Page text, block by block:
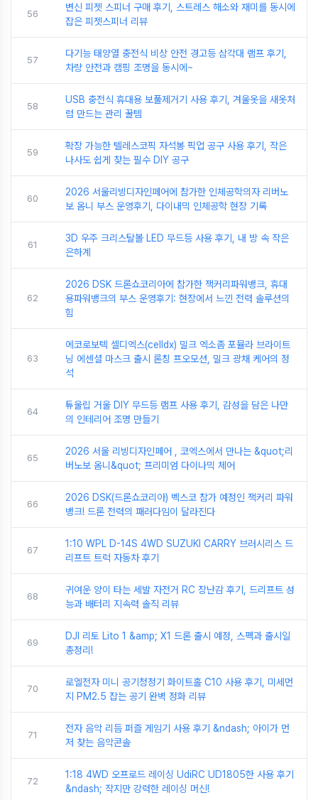
56
변신 피젯 스피너 구매 후기, 스트레스 해소와 재미를 동시에
잡은 피젯스피너 리뷰
57
다기능 태양열 충전식 비상 안전 경고등 삼각대 램프 후기,
차량 안전과 캠핑 조명을 동시에~
58
USB 충전식 휴대용 보풀제거기 사용 후기, 겨울옷을 새옷처
럼 만드는 관리 꿀템
59
확장 가능한 텔레스코픽 자석봉 픽업 공구 사용 후기, 작은
나사도 쉽게 찾는 필수 DIY 공구
60
2026 서울리빙디자인페어에 참가한 인체공학의자 리버노
보 옴니 부스 운영후기, 다이내믹 인체공학 현장 기록
61
3D 우주 크리스탈볼 LED 무드등 사용 후기, 내 방 속 작은
은하계
62
2026 DSK 드론쇼코리아에 참가한 잭커리파워뱅크, 휴대
용파워뱅크의 부스 운영후기: 현장에서 느낀 전력 솔루션의
힘
63
에코로보텍 셀디엑스(celldx) 밀크 엑소좀 포뮬라 브라이트
닝 에센셜 마스크 출시 론칭 프오모션, 밀크 광채 케어의 정
석
64
튜울립 거울 DIY 무드등 램프 사용 후기, 감성을 담은 나만
의 인테리어 조명 만들기
65
2026 서울 리빙디자인페어 , 코엑스에서 만나는 &quot;리
버노보 옴니&quot; 프리미엄 다이나믹 체어
66
2026 DSK(드론쇼코리아) 벡스코 참가 예정인 잭커리 파워
뱅크! 드론 전력의 패러다임이 달라진다
67
1:10 WPL D-14S 4WD SUZUKI CARRY 브러시리스 드
리프트 트럭 자동차 후기
68
귀여운 양이 타는 세발 자전거 RC 장난감 후기, 드리프트 성
능과 배터리 지속력 솔직 리뷰
69
DJI 리토 Lito 1 &amp; X1 드론 출시 예정, 스펙과 출시일
총정리!
70
로엘전자 미니 공기청정기 화이트홀 C10 사용 후기, 미세먼
지 PM2.5 잡는 공기 완벽 정화 리뷰
71
전자 음악 리듬 퍼즐 게임기 사용 후기 &ndash; 아이가 먼
저 찾는 음악콘솔
72
1:18 4WD 오프로드 레이싱 UdiRC UD1805한 사용 후기
&ndash; 작지만 강력한 레이싱 머신!